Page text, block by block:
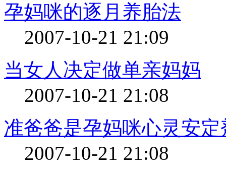
孕妈咪的逐月养胎法
2007-10-21 21:09
当女人决定做单亲妈妈
2007-10-21 21:08
准爸爸是孕妈咪心灵安定
2007-10-21 21:08